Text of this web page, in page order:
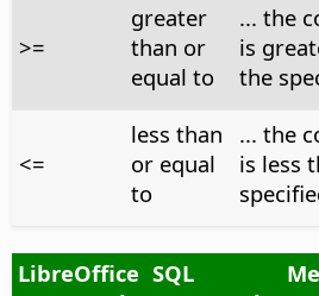
>=
greater
than or
equal to
... the
is
the
<=
less than
or equal
to
... the
is less
LibreOffice SQL